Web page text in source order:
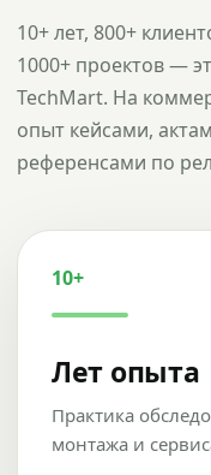
10+ лет, 800+
1000+ проектов —
TechMart. На
опыт кейсами,
референсами по
10+
Лет опыта
Практика
монтажа и